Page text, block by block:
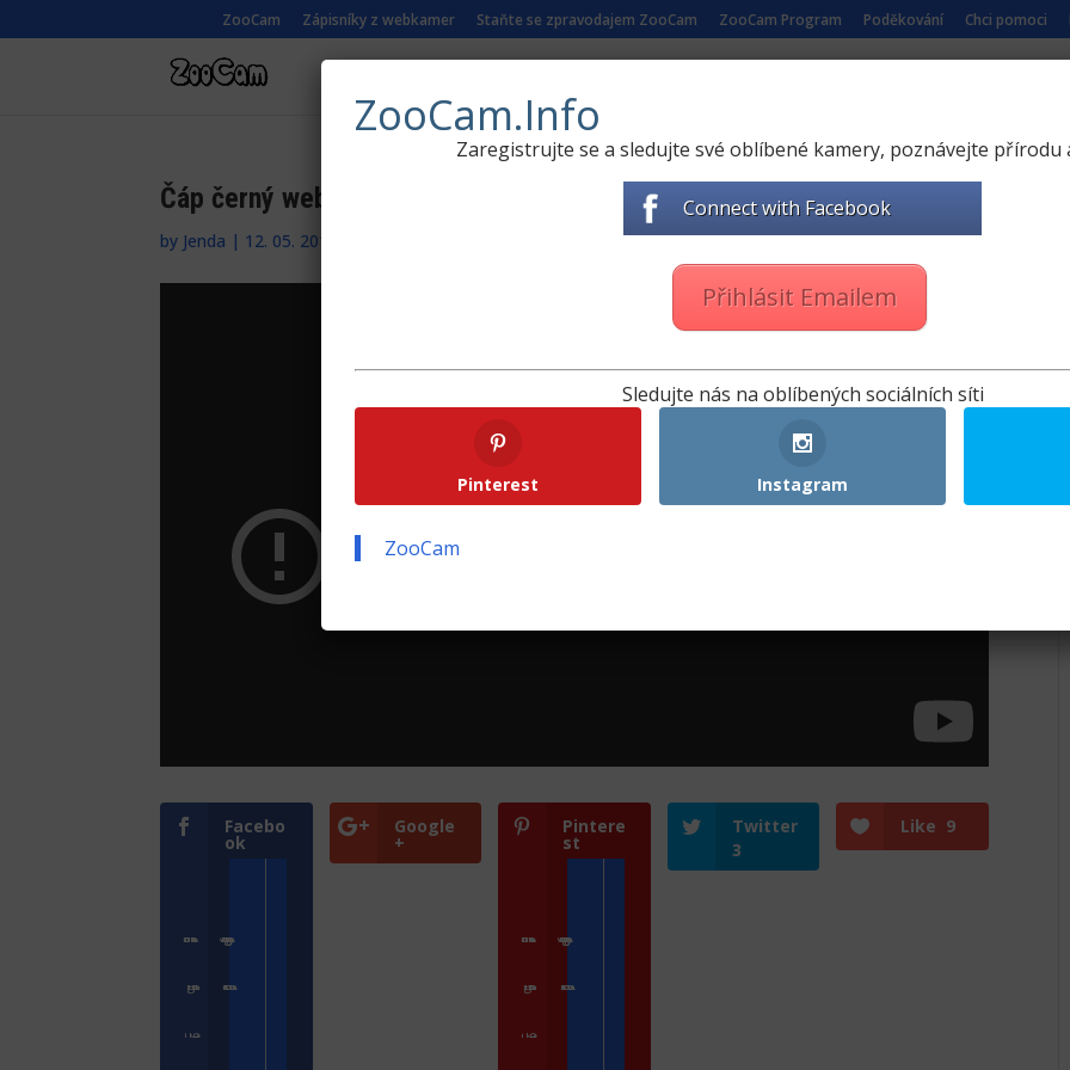
ZooCam Zápisníky z webkamer Staňte se zpravodajem ZooCam ZooCam Program Poděkování Chci pomoci
Čáp černý webkamera z hnízda v Lotyšsku
by Jenda | 12. 05. 2016 94 comments
Facebo
ok
Přihlásit se Zoologické zahrady a parky
ZooCam Program Přidat kameru
O nás
Google
+
Pintere
st
Přihlásit se Zoologické zahrady a parky
ZooCam Program Přidat kameru
O nás
Twitter
3
Like 9
ZooCam.Info
Zaregistrujte se a sledujte své oblíbené kamery, poznávejte přírodu
Connect with Facebook
Přihlásit Emailem
Sledujte nás na oblíbených sociálních síti
Pinterest Instagram
ZooCam